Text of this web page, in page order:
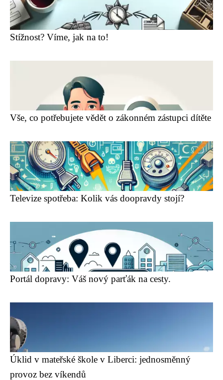
Stížnost? Víme, jak na to!
Vše, co potřebujete vědět o zákonném zástupci dítěte
Televize spotřeba: Kolik vás doopravdy stojí?
Portál dopravy: Váš nový parťák na cesty.
Úklid v mateřské škole v Liberci: jednosměnný
provoz bez víkendů